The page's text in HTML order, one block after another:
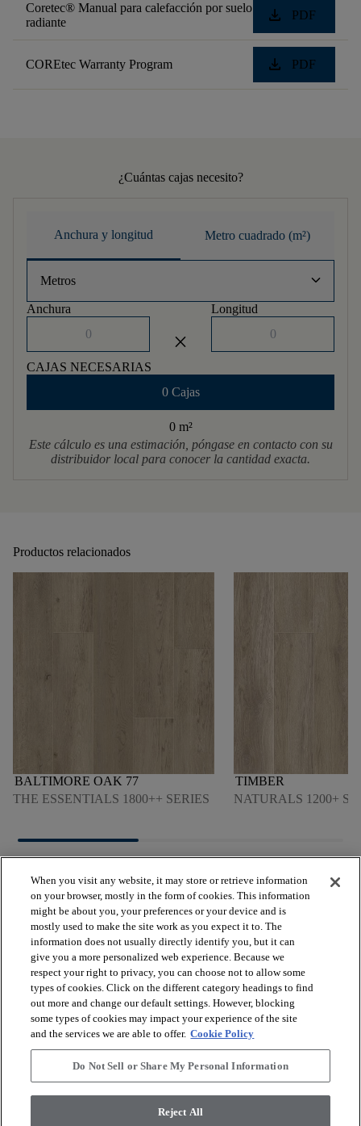
Coretec® Manual para calefacción por suelo
radiante
download PDF
COREtec Warranty Program download PDF
¿Cuántas cajas necesito?
Anchura y longitud Metro cuadrado (m²)
Metros keyboard_arrow_down
Anchura
close
Longitud
CAJAS NECESARIAS
0 Cajas
0 m²
Este cálculo es una estimación, póngase en contacto con su
distribuidor local para conocer la cantidad exacta.
Productos relacionados
BALTIMORE OAK 77
THE ESSENTIALS 1800++ SERIES
TIMBER
NATURALS 1200+
VER LOS PRODUCTOS
HERRAMIENTAS ÚTILES
QUIÉNES SOMOS arrow_forward_ios
When you visit any website, it may store or retrieve information
on your browser, mostly in the form of cookies. This information
might be about you, your preferences or your device and is
mostly used to make the site work as you expect it to. The
information does not usually directly identify you, but it can
give you a more personalized web experience. Because we
respect your right to privacy, you can choose not to allow some
types of cookies. Click on the different category headings to find
out more and change our default settings. However, blocking
some types of cookies may impact your experience of the site
and the services we are able to offer. Cookie Policy
Do Not Sell or Share My Personal Information
Reject All